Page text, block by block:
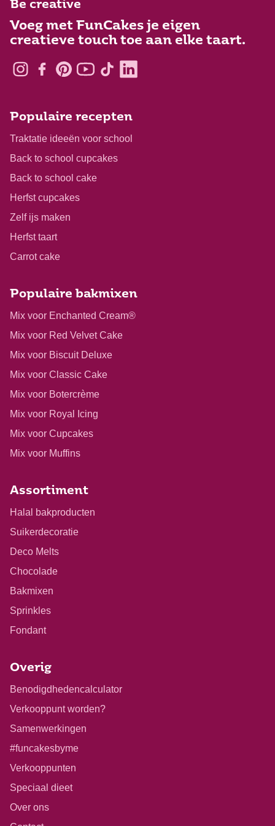
Be creative
Voeg met FunCakes je eigen
creatieve touch toe aan elke taart.
Populaire recepten
Traktatie ideeën voor school
Back to school cupcakes
Back to school cake
Herfst cupcakes
Zelf ijs maken
Herfst taart
Carrot cake
Populaire bakmixen
Mix voor Enchanted Cream®
Mix voor Red Velvet Cake
Mix voor Biscuit Deluxe
Mix voor Classic Cake
Mix voor Botercrème
Mix voor Royal Icing
Mix voor Cupcakes
Mix voor Muffins
Assortiment
Halal bakproducten
Suikerdecoratie
Deco Melts
Chocolade
Bakmixen
Sprinkles
Fondant
Overig
Benodigdhedencalculator
Verkooppunt worden?
Samenwerkingen
#funcakesbyme
Verkooppunten
Speciaal dieet
Over ons